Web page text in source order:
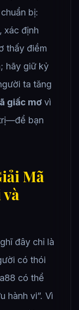
bị:
xác định
thấy điềm
hãy giữ kỷ
ta tăng
giấc mơ vì
bạn
Mã
đây chỉ là
có thói
có thể
hành vi”. Vì